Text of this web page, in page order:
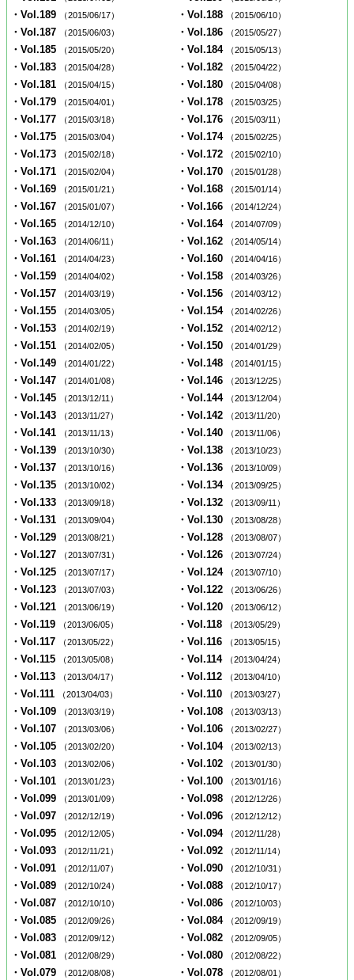
・Vol.189 （2015/06/17） ・Vol.188 （2015/06/10）
・Vol.187 （2015/06/03） ・Vol.186 （2015/05/27）
・Vol.185 （2015/05/20） ・Vol.184 （2015/05/13）
・Vol.183 （2015/04/28） ・Vol.182 （2015/04/22）
・Vol.181 （2015/04/15） ・Vol.180 （2015/04/08）
・Vol.179 （2015/04/01） ・Vol.178 （2015/03/25）
・Vol.177 （2015/03/18） ・Vol.176 （2015/03/11）
・Vol.175 （2015/03/04） ・Vol.174 （2015/02/25）
・Vol.173 （2015/02/18） ・Vol.172 （2015/02/10）
・Vol.171 （2015/02/04） ・Vol.170 （2015/01/28）
・Vol.169 （2015/01/21） ・Vol.168 （2015/01/14）
・Vol.167 （2015/01/07） ・Vol.166 （2014/12/24）
・Vol.165 （2014/12/10） ・Vol.164 （2014/07/09）
・Vol.163 （2014/06/11） ・Vol.162 （2014/05/14）
・Vol.161 （2014/04/23） ・Vol.160 （2014/04/16）
・Vol.159 （2014/04/02） ・Vol.158 （2014/03/26）
・Vol.157 （2014/03/19） ・Vol.156 （2014/03/12）
・Vol.155 （2014/03/05） ・Vol.154 （2014/02/26）
・Vol.153 （2014/02/19） ・Vol.152 （2014/02/12）
・Vol.151 （2014/02/05） ・Vol.150 （2014/01/29）
・Vol.149 （2014/01/22） ・Vol.148 （2014/01/15）
・Vol.147 （2014/01/08） ・Vol.146 （2013/12/25）
・Vol.145 （2013/12/11） ・Vol.144 （2013/12/04）
・Vol.143 （2013/11/27） ・Vol.142 （2013/11/20）
・Vol.141 （2013/11/13） ・Vol.140 （2013/11/06）
・Vol.139 （2013/10/30） ・Vol.138 （2013/10/23）
・Vol.137 （2013/10/16） ・Vol.136 （2013/10/09）
・Vol.135 （2013/10/02） ・Vol.134 （2013/09/25）
・Vol.133 （2013/09/18） ・Vol.132 （2013/09/11）
・Vol.131 （2013/09/04） ・Vol.130 （2013/08/28）
・Vol.129 （2013/08/21） ・Vol.128 （2013/08/07）
・Vol.127 （2013/07/31） ・Vol.126 （2013/07/24）
・Vol.125 （2013/07/17） ・Vol.124 （2013/07/10）
・Vol.123 （2013/07/03） ・Vol.122 （2013/06/26）
・Vol.121 （2013/06/19） ・Vol.120 （2013/06/12）
・Vol.119 （2013/06/05） ・Vol.118 （2013/05/29）
・Vol.117 （2013/05/22） ・Vol.116 （2013/05/15）
・Vol.115 （2013/05/08） ・Vol.114 （2013/04/24）
・Vol.113 （2013/04/17） ・Vol.112 （2013/04/10）
・Vol.111 （2013/04/03） ・Vol.110 （2013/03/27）
・Vol.109 （2013/03/19） ・Vol.108 （2013/03/13）
・Vol.107 （2013/03/06） ・Vol.106 （2013/02/27）
・Vol.105 （2013/02/20） ・Vol.104 （2013/02/13）
・Vol.103 （2013/02/06） ・Vol.102 （2013/01/30）
・Vol.101 （2013/01/23） ・Vol.100 （2013/01/16）
・Vol.099 （2013/01/09） ・Vol.098 （2012/12/26）
・Vol.097 （2012/12/19） ・Vol.096 （2012/12/12）
・Vol.095 （2012/12/05） ・Vol.094 （2012/11/28）
・Vol.093 （2012/11/21） ・Vol.092 （2012/11/14）
・Vol.091 （2012/11/07） ・Vol.090 （2012/10/31）
・Vol.089 （2012/10/24） ・Vol.088 （2012/10/17）
・Vol.087 （2012/10/10） ・Vol.086 （2012/10/03）
・Vol.085 （2012/09/26） ・Vol.084 （2012/09/19）
・Vol.083 （2012/09/12） ・Vol.082 （2012/09/05）
・Vol.081 （2012/08/29） ・Vol.080 （2012/08/22）
・Vol.079 （2012/08/08） ・Vol.078 （2012/08/01）